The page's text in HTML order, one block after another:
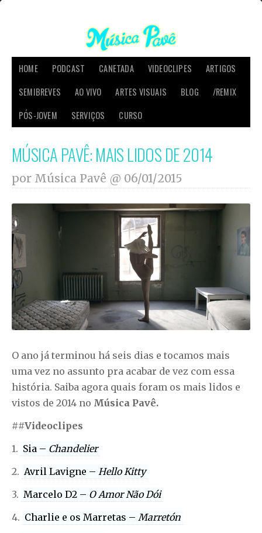
HOME PODCAST CANETADA VIDEOCLIPES
ARTIGOS
SEMIBREVES
AO VIVO ARTES VISUAIS BLOG
/REMIX
PÓS-JOVEM
SERVIÇOS CURSO
MÚSICA PAVÊ: MAIS LIDOS DE 2014
por Música Pavê @ 06/01/2015
O ano já terminou há seis dias e tocamos mais
uma vez no assunto pra acabar de vez com essa
história. Saiba agora quais foram os mais lidos e
vistos de 2014 no Música Pavê.
##Videoclipes
1. Sia – Chandelier
2. Avril Lavigne – Hello Kitty
3. Marcelo D2 – O Amor Não Dói
4. Charlie e os Marretas – Marretón